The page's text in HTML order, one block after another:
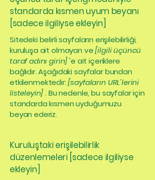
standarda kısmen uyum beyanı
[sadece ilgiliyse ekleyin]
Sitedeki belirli sayfaların erişilebilirliği,
kuruluşa ait olmayan ve[ilgili üçüncü
taraf adını girin]'e ait içeriklere
bağlıdır. Aşağıdaki sayfalar bundan
etkilenmektedir:[sayfaların URL'lerini
listeleyin]. Bu nedenle, bu sayfalar için
standarda kısmen uyduğumuzu
beyan ederiz.
Kuruluştaki erişilebilirlik
düzenlemeleri [sadece ilgiliyse
ekleyin]